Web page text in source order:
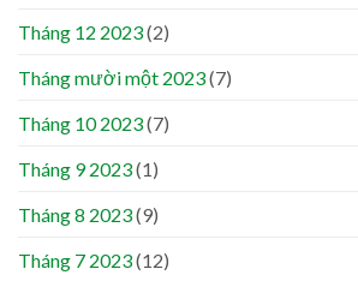
Tháng 12 2023(2)
Tháng mười một 2023(7)
Tháng 10 2023(7)
Tháng 9 2023(1)
Tháng 8 2023(9)
Tháng 7 2023(12)